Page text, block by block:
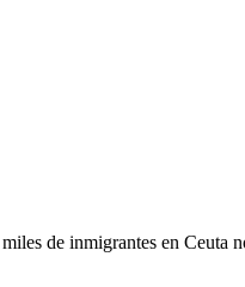
de inmigrantes en Ceuta